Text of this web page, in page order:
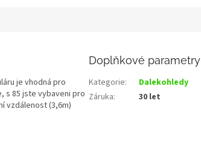
je vhodná pro
s 85 jste vybaveni pro
vzdálenost (3,6m)
Doplňkové parametry
Kategorie:
Dalekohledy
Záruka: 30 let